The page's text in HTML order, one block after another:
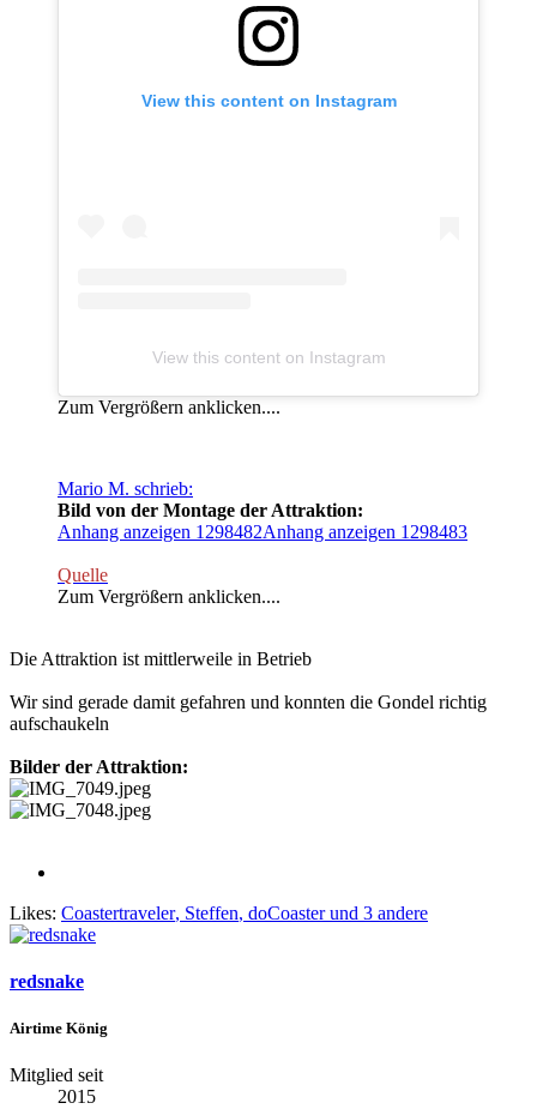
View this content on Instagram
View this content on Instagram
Zum Vergrößern anklicken....
Mario M. schrieb:
Bild von der Montage der Attraktion:
Anhang anzeigen 1298482Anhang anzeigen 1298483
Quelle
Zum Vergrößern anklicken....
Die Attraktion ist mittlerweile in Betrieb
Wir sind gerade damit gefahren und konnten die Gondel richtig
aufschaukeln
Bilder der Attraktion:
Likes: Coastertraveler, Steffen, doCoasterund 3 andere
redsnake
Airtime König
Mitglied seit
2015